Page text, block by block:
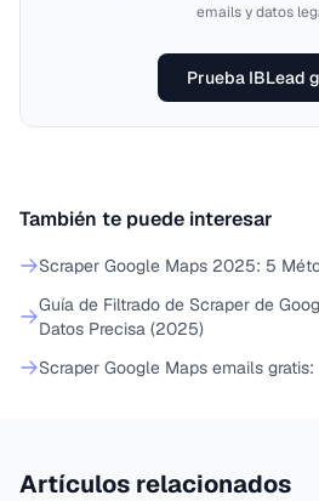
emails y datos
Prueba IBLead
También te puede interesar
Scraper Google Maps 2025: 5
Guía de Filtrado de Scraper de
Datos Precisa (2025)
Scraper Google Maps emails
Artículos relacionados